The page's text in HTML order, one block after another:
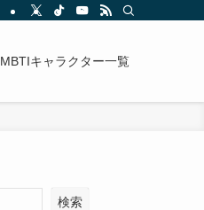
MBTIキャラクター一覧
検索